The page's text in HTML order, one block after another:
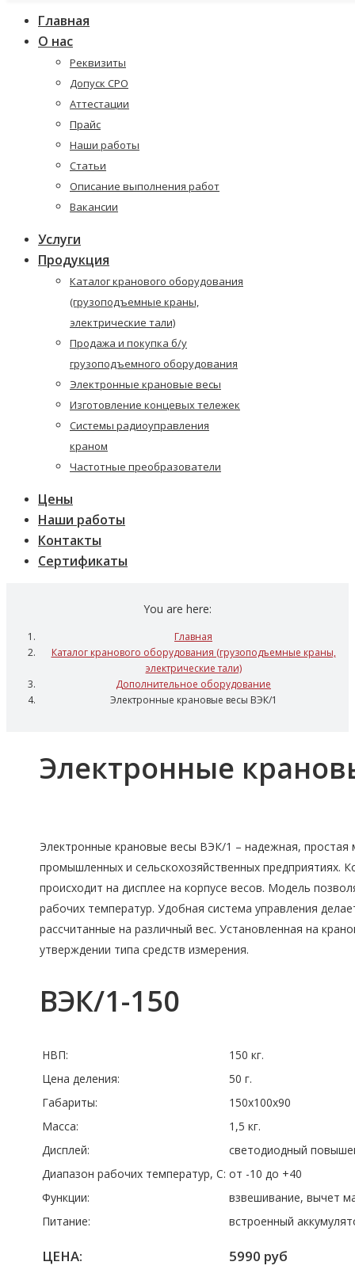
Главная
О нас
Реквизиты
Допуск СРО
Аттестации
Прайс
Наши работы
Статьи
Описание выполнения работ
Вакансии
Услуги
Продукция
Каталог кранового оборудования
(грузоподъемные краны,
электрические тали)
Продажа и покупка б/у
грузоподъемного оборудования
Электронные крановые весы
Изготовление концевых тележек
Системы радиоуправления
краном
Частотные преобразователи
Цены
Наши работы
Контакты
Сертификаты
You are here:
Главная
Каталог кранового оборудования (грузоподъемные краны,
электрические тали)
Дополнительное оборудование
Электронные крановые весы ВЭК/1
Электронные
Электронные крановые весы ВЭК/1 – надежная, простая
промышленных и сельскохозяйственных предприятиях.
происходит на дисплее на корпусе весов. Модель
рабочих температур. Удобная система управления
рассчитанные на различный вес. Установленная на
утверждении типа средств измерения.
ВЭК/1-150
НВП:
150 кг.
Цена деления:
50 г.
Габариты:
150х100х90
Масса:
1,5 кг.
Дисплей:
светодиодный
Диапазон рабочих температур, C: от -10 до +40
Функции:
взвешивание, вычет
Питание:
встроенный
ЦЕНА: 5990 руб